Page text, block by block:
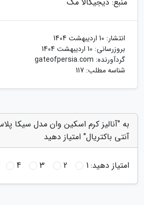
انتشار: 10 اردیبهشت 1404
بروزرسانی: 10 اردیبهشت 1404
گردآورنده: gateofpersia.com
شناسه مطلب: 117
به "آنالیز کرم اسکین وان مدل سیکا
آنتی باکتریال" امتیاز دهید
امتیاز دهید:1
2
3
4